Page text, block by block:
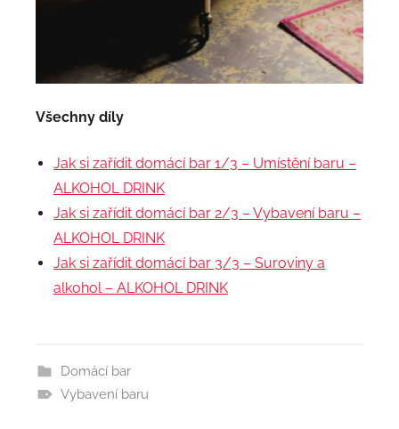
Všechny díly
Jak si zařídit domácí bar 1/3 – Umístění baru –
ALKOHOL DRINK
Jak si zařídit domácí bar 2/3 – Vybavení baru –
ALKOHOL DRINK
Jak si zařídit domácí bar 3/3 – Suroviny a
alkohol – ALKOHOL DRINK
Domácí bar
Vybavení baru